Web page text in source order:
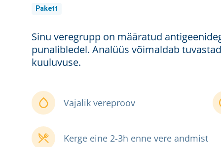
Pakett
Sinu veregrupp on määratud
punalibledel. Analüüs võimaldab
kuuluvuse.
Vajalik vereproov
Kerge eine 2-3h enne vere andmist